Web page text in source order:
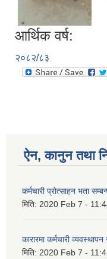
आर्थिक वर्ष:
२०८२/८३
ऐन, कानुन तथा
कर्मचारी प्रोत्साहन भता
मिति: 2020 Feb 7 -
कारारमा कर्मचारी
मिति: 2020 Feb 7 -